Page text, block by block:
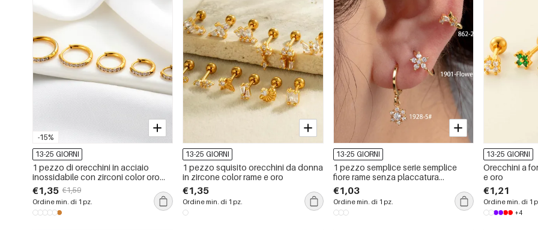
-15%
13-25 GIORNI
1 pezzo di orecchini in acciaio
inossidabile con zirconi color oro
impermeabili
€1,35 €1,59
Ordine min. di 1 pz.
13-25 GIORNI
1 pezzo squisito orecchini da donna
in zircone color rame e oro
€1,35
Ordine min. di 1 pz.
13-25 GIORNI
1 pezzo semplice serie semplice
fiore rame senza placcatura
materiale zircone orecchini da
donna piercing
€1,03
Ordine min. di 1 pz.
13-25 GIORNI
Orecchini a
e oro
€1,21
Ordine min. di 1
+4